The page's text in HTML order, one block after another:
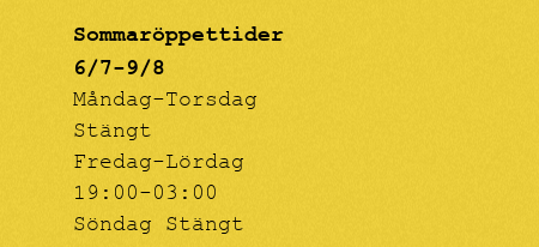
Sommaröppettider
6/7-9/8
Måndag-Torsdag
Stängt
Fredag-Lördag
19:00-03:00
Söndag Stängt